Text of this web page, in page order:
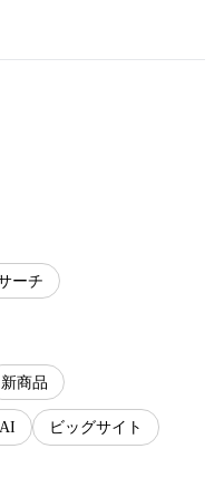
ーチ
新商品
AI ビッグサイト